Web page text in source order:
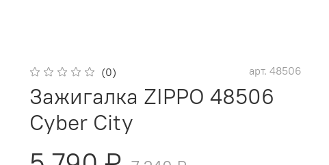
(0) арт. 48506
Зажигалка ZIPPO 48506
Cyber City